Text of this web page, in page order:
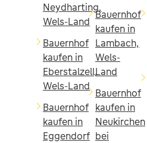
Neydharting,
Wels-Land
Bauernhof
kaufen in
Eberstalzell,
Wels-Land
Bauernhof
kaufen in
Eggendorf
Bauernhof
kaufen in
Lambach,
Wels-
Land
Bauernhof
kaufen in
Neukirchen
bei